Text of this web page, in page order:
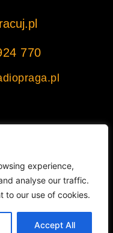
experience,
analyse our traffic.
to our use of cookies.
Accept All
770
Pragi
kaminski.pl